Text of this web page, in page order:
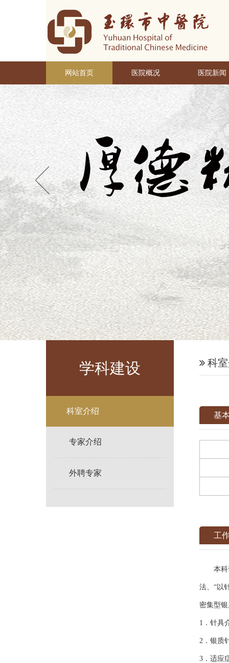
网站首页 医院概况 医院新闻
学科建设
科室介绍
专家介绍
外聘专家
科
基
工
本科于
法、“以
密集型
1．针具
2．银质
3．适应